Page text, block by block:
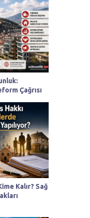
Çağrısı
Kalır? Sağ